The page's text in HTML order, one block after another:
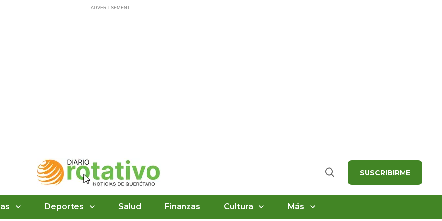
Buscar SUSCRIBIRME
Deportes Salud Finanzas Cultura Más